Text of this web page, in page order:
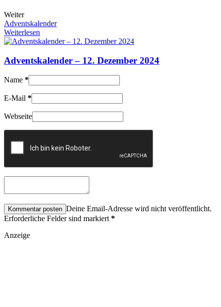
Weiter
Adventskalender
Weiterlesen
Adventskalender – 12. Dezember 2024
Name *
E-Mail *
Webseite
Deine Email-Adresse wird nicht veröffentlicht.
Erforderliche Felder sind markiert *
Anzeige